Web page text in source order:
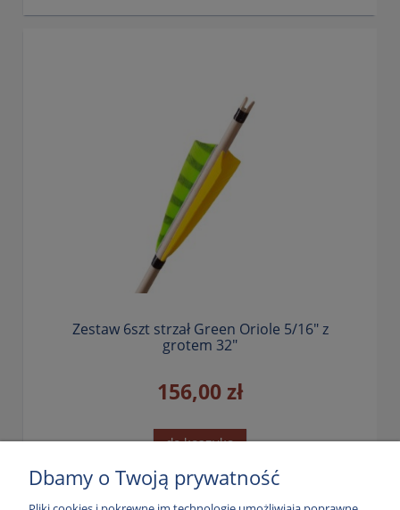
Zestaw 6szt strzał Green Oriole 5/16" z
grotem 32"
156,00 zł
do koszyka
Dbamy o Twoją prywatność